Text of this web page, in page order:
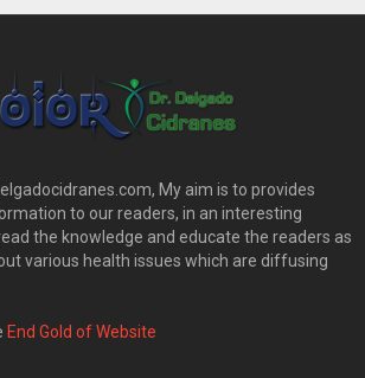
My aim is to provides
to our readers, in an interesting
the knowledge and educate the readers as
various health issues which are diffusing
End Gold of Website